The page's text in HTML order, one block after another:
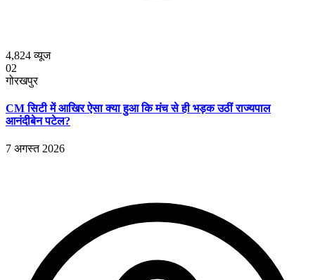
4,824व्यूज
02
गोरखपुर
CM सिटी में आखिर ऐसा क्या हुआ कि मंच से ही भड़क उठीं राज्यपाल
आनंदीबेन पटेल?
7 अगस्त 2026